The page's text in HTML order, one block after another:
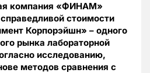
компания «ФИНАМ»
стоимости
Корпорэйшн» – одного
рынка лабораторной
исследованию,
методов сравнения с